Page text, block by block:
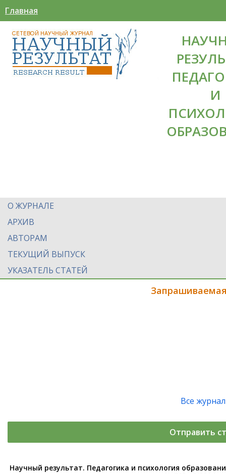
Главная
И
О ЖУРНАЛЕ
АРХИВ
АВТОРАМ
ТЕКУЩИЙ ВЫПУСК
УКАЗАТЕЛЬ СТАТЕЙ
Все
Отправить
Научный результат. Педагогика и психология